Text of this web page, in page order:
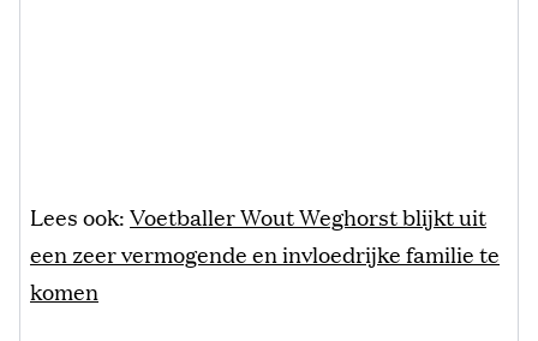
Lees ook:Voetballer Wout Weghorst blijkt uit
een zeer vermogende en invloedrijke familie te
komen